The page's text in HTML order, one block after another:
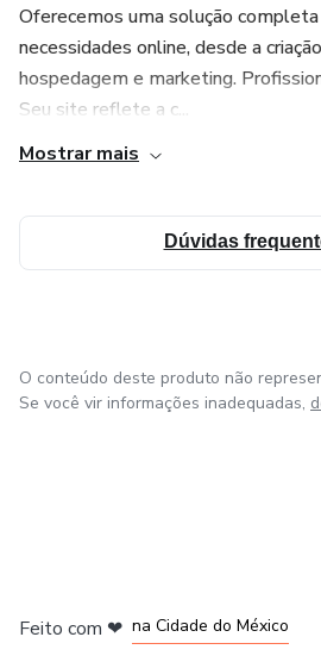
Oferecemos uma solução completa
necessidades online, desde a
hospedagem e marketing.
Seu site reflete a c...
Mostrar mais
Dúvidas
O conteúdo deste produto não
Se você vir informações inadequadas,
Feito com ❤ na Cidade do México